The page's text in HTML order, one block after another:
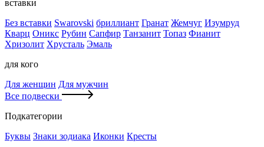
вставки
Без вставки Swarovski бриллиант Гранат Жемчуг Изумруд
Кварц Оникс Рубин Сапфир Танзанит Топаз Фианит
Хризолит Хрусталь Эмаль
для кого
Для женщин Для мужчин
Все подвески
Подкатегории
Буквы Знаки зодиака Иконки Кресты